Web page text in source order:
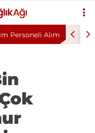
mi, Ameliyat mı? Bel ve